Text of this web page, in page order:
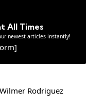
All Times
newest articles instantly!
Rodriguez